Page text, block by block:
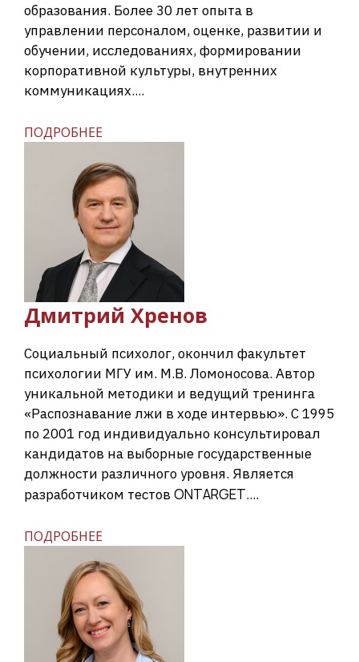
образования. Более 30 лет опыта в
управлении персоналом, оценке, развитии и
обучении, исследованиях, формировании
корпоративной культуры, внутренних
коммуникациях....
ПОДРОБНЕЕ
Дмитрий Хренов
Социальный психолог, окончил факультет
психологии МГУ им. М.В. Ломоносова. Автор
уникальной методики и ведущий тренинга
«Распознавание лжи в ходе интервью». С 1995
по 2001 год индивидуально консультировал
кандидатов на выборные государственные
должности различного уровня. Является
разработчиком тестовONTARGET....
ПОДРОБНЕЕ